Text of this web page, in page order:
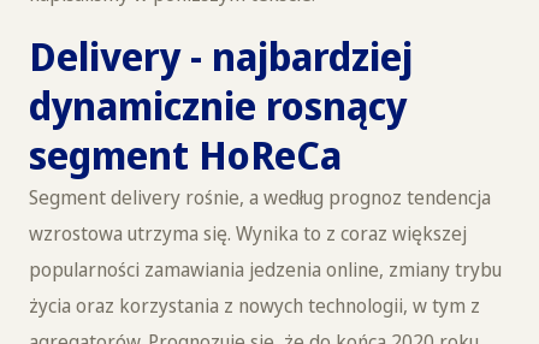
Delivery - najbardziej
dynamicznie rosnący
segment HoReCa
Segment delivery rośnie, a według prognoz tendencja
wzrostowa utrzyma się. Wynika to z coraz większej
popularności zamawiania jedzenia online, zmiany trybu
życia oraz korzystania z nowych technologii, w tym z